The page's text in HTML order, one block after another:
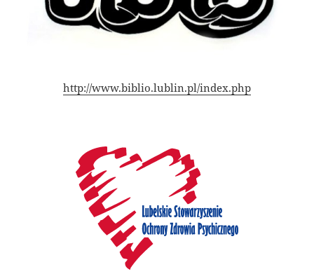
http://www.biblio.lublin.pl/index.php